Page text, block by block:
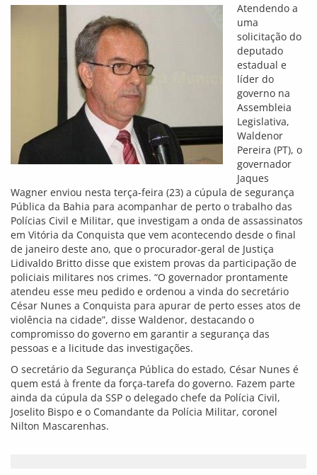
Atendendo a
uma
solicitação do
deputado
estadual e
líder do
governo na
Assembleia
Legislativa,
Waldenor
Pereira (PT), o
governador
Jaques
Wagner enviou nesta terça-feira (23) a cúpula de segurança
Pública da Bahia para acompanhar de perto o trabalho das
Polícias Civil e Militar, que investigam a onda de assassinatos
em Vitória da Conquista que vem acontecendo desde o final
de janeiro deste ano, que o procurador-geral de Justiça
Lidivaldo Britto disse que existem provas da participação de
policiais militares nos crimes. “O governador prontamente
atendeu esse meu pedido e ordenou a vinda do secretário
César Nunes a Conquista para apurar de perto esses atos de
violência na cidade”, disse Waldenor, destacando o
compromisso do governo em garantir a segurança das
pessoas e a licitude das investigações.
O secretário da Segurança Pública do estado, César Nunes é
quem está à frente da força-tarefa do governo. Fazem parte
ainda da cúpula da SSP o delegado chefe da Polícia Civil,
Joselito Bispo e o Comandante da Polícia Militar, coronel
Nilton Mascarenhas.